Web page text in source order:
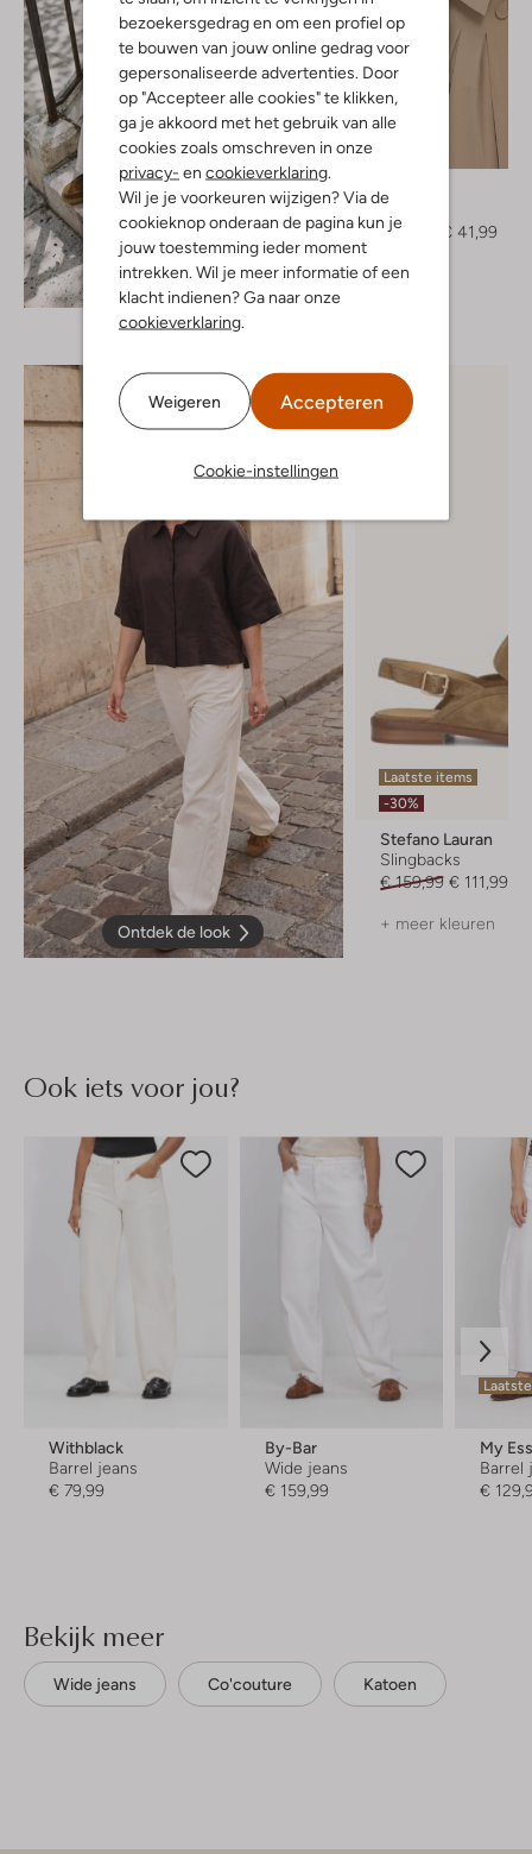
bezoekersgedrag en om een profiel op
te bouwen van jouw online gedrag voor
gepersonaliseerde advertenties. Door
op "Accepteer alle cookies" te klikken,
ga je akkoord met het gebruik van alle
cookies zoals omschreven in onze
privacy- en cookieverklaring.
Wil je je voorkeuren wijzigen? Via de
cookieknop onderaan de pagina kun je
jouw toestemming ieder moment
intrekken. Wil je meer informatie of een
klacht indienen? Ga naar onze
cookieverklaring.
Weigeren Accepteren
Cookie-instellingen
Ontdek de look
Y.a.s.
Gilet
€ 69,99
€ 41,99
Ontdek de look
Laatste items
-30%
Stefano Lauran
Slingbacks
€ 159,99 € 111,99
+ meer kleuren
Ook iets voor jou?
Withblack
Barrel jeans
€ 79,99
By-Bar
Wide jeans
€ 159,99
Barrel
€
Bekijk meer
Wide jeans Co'couture Katoen